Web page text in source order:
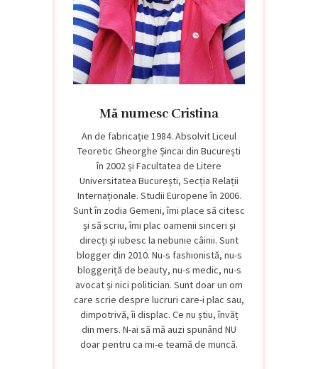
Mă numesc Cristina
An de fabricație 1984. Absolvit Liceul
Teoretic Gheorghe Șincai din București
în 2002 și Facultatea de Litere
Universitatea București, Secția Relații
Internaționale. Studii Europene în 2006.
Sunt în zodia Gemeni, îmi place să citesc
și să scriu, îmi plac oamenii sinceri și
direcți și iubesc la nebunie câinii. Sunt
blogger din 2010. Nu-s fashionistă, nu-s
bloggeriță de beauty, nu-s medic, nu-s
avocat și nici politician. Sunt doar un om
care scrie despre lucruri care-i plac sau,
dimpotrivă, îi displac. Ce nu știu, învăț
din mers. N-ai să mă auzi spunând NU
doar pentru ca mi-e teamă de muncă.